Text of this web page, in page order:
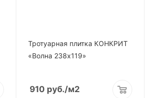
Тротуарная плитка КОНКРИТ
«Волна 238х119»
910 руб./м2